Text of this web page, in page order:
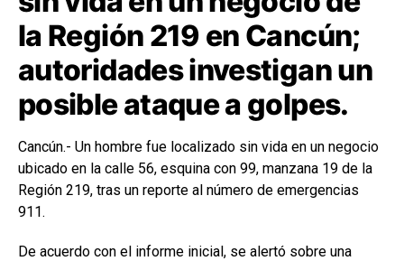
la Región 219 en Cancún;
autoridades investigan un
posible ataque a golpes.
Cancún.- Un hombre fue localizado sin vida en un negocio
ubicado en la calle 56, esquina con 99, manzana 19 de la
Región 219, tras un reporte al número de emergencias
911.
De acuerdo con el informe inicial, se alertó sobre una